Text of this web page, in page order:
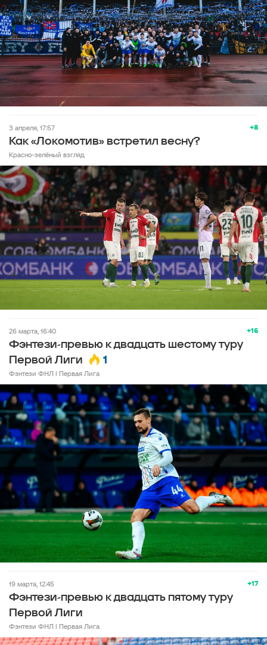
+8
3 апреля, 17:57
Как «Локомотив» встретил весну?
Красно-зелёный взгляд
+16
26 марта, 16:40
Фэнтези-превью к двадцать шестому туру
Первой Лиги
1
Фэнтези ФНЛ l Первая Лига
+17
19 марта, 12:45
Фэнтези-превью к двадцать пятому туру
Первой Лиги
Фэнтези ФНЛ l Первая Лига